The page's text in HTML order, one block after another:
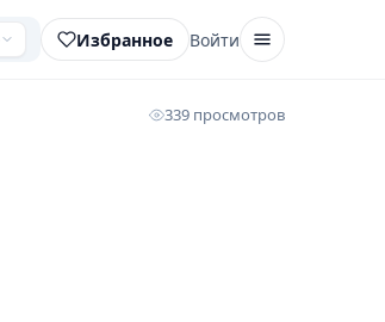
Избранное Войти
339 просмотров